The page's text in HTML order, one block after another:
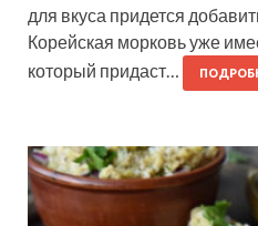
для вкуса придется
Корейская морковь уже
который придаст…